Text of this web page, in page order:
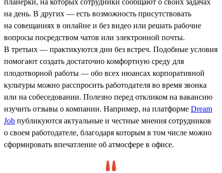
на день. В других — есть возможность присутствовать
на совещаниях в онлайне и без видео или решать рабочие
вопросы посредством чатов или электронной почты.
В третьих — практикуются дни без встреч. Подобные условия
помогают создать достаточно комфортную среду для
плодотворной работы — обо всех нюансах корпоративной
культуры можно расспросить работодателя во время звонка
или на собеседовании. Полезно перед откликом на вакансию
изучить отзывы о компании. Например, на платформе Dream
Job публикуются актуальные и честные мнения сотрудников
о своем работодателе, благодаря которым в том числе можно
сформировать впечатление об атмосфере в офисе.